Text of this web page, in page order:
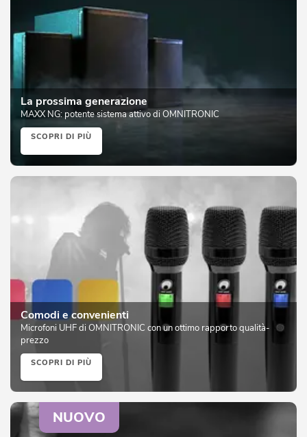
La prossima generazione
MAXX NG: potente sistema attivo di OMNITRONIC
SCOPRI DI PIÙ
Comodi e convenienti
Microfoni UHF di OMNITRONIC con un ottimo rapporto qualità-
prezzo
SCOPRI DI PIÙ
NUOVO